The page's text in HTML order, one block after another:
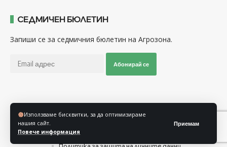
Използваме бисквитки, за да оптимизираме
нашия сайт.
Повече информация
Приемам
СЕДМИЧЕН БЮЛЕТИН
Запиши се за седмичния бюлетин на Агрозона.
Абонирай се
Общи условия
Политика за използване на “Бисквитки”